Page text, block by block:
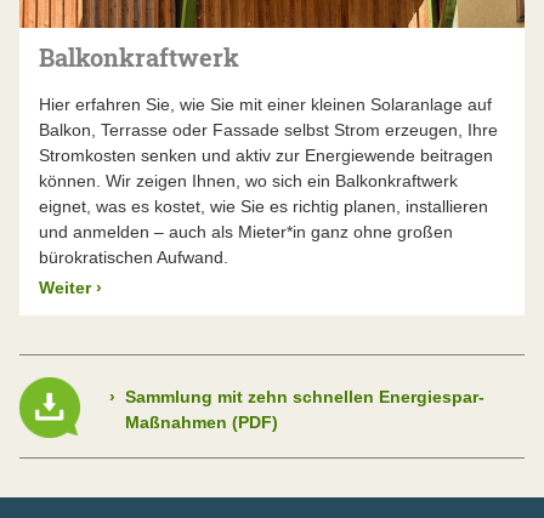
Balkonkraftwerk
Hier erfahren Sie, wie Sie mit einer kleinen Solaranlage auf
Balkon, Terrasse oder Fassade selbst Strom erzeugen, Ihre
Stromkosten senken und aktiv zur Energiewende beitragen
können. Wir zeigen Ihnen, wo sich ein Balkonkraftwerk
eignet, was es kostet, wie Sie es richtig planen, installieren
und anmelden – auch als Mieter*in ganz ohne großen
bürokratischen Aufwand.
Weiter ›
› Sammlung mit zehn schnellen Energiespar-
Maßnahmen (PDF)